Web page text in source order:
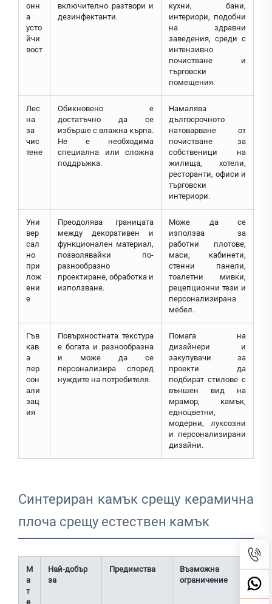
онн
а
усто
йчи
вост
включително разтвори и
дезинфектанти.
кухни, бани,
интериори, подобни
на здравни
заведения, среди с
интензивно
почистване и
търговски
помещения.
Лес
на
за
чис
тене
Обикновено е
достатъчно да се
избърше с влажна кърпа.
Не е необходима
специална или сложна
поддръжка.
Намалява
дългосрочното
натоварване от
почистване за
собственици на
жилища, хотели,
ресторанти, офиси и
търговски
интериори.
Уни
вер
сал
но
при
лож
ени
е
Преодолява границата
между декоративен и
функционален материал,
позволявайки по-
разнообразно
проектиране, обработка и
използване.
Може да се
използва за
работни плотове,
маси, кабинети,
стенни панели,
тоалетни мивки,
рецепционни тези и
персонализирана
мебел.
Гъв
кав
а
пер
сон
али
зац
ия
Повърхностната текстура
е богата и разнообразна
и може да се
персонализира според
нуждите на потребителя.
Помага на
дизайнери и
закупувачи за
проекти да
подбират стилове с
външен вид на
мрамор, камък,
едноцветни,
модерни, луксозни
и персонализирани
дизайни.
Синтериран камък срещу керамична
плоча срещу естествен камък
М
а
т
е
Най-добър
за
Предимства
Възможна
ограничение